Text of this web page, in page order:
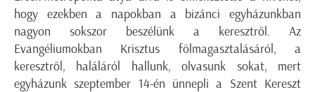
hogy ezekben a napokban a bizánci egyházunkban
nagyon sokszor beszélünk a keresztről. Az
Evangéliumokban Krisztus fölmagasztalásáról, a
keresztről, haláláról hallunk, olvasunk sokat, mert
egyházunk szeptember 14-én ünnepli a Szent Kereszt